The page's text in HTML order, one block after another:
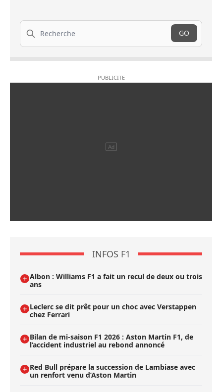
Recherche
GO
INFOS F1
Albon : Williams F1 a fait un recul de deux ou trois
ans
Leclerc se dit prêt pour un choc avec Verstappen
chez Ferrari
Bilan de mi-saison F1 2026 : Aston Martin F1, de
l’accident industriel au rebond annoncé
Red Bull prépare la succession de Lambiase avec
un renfort venu d’Aston Martin